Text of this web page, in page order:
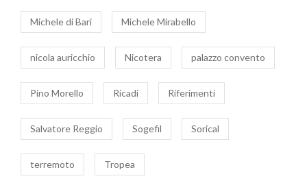
Michele di Bari Michele Mirabello
nicola auricchio Nicotera palazzo convento
Pino Morello Ricadi Riferimenti
Salvatore Reggio Sogefil Sorical
terremoto Tropea